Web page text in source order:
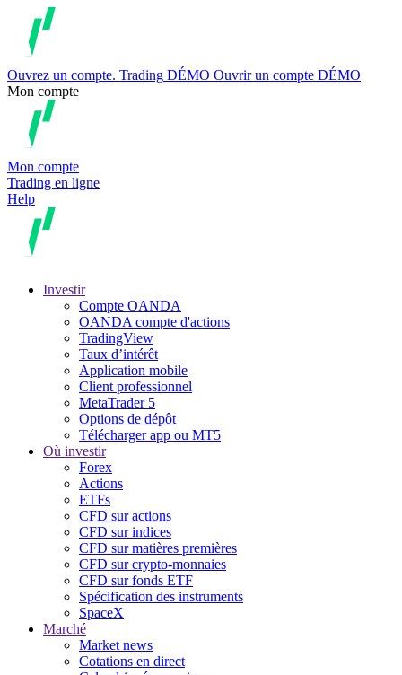
Ouvrez un compte. Trading DÉMO Ouvrir un compte DÉMO
Mon compte
Mon compte
Trading en ligne
Help
Investir
Compte OANDA
OANDA compte d'actions
TradingView
Taux d’intérêt
Application mobile
Client professionnel
MetaTrader 5
Options de dépôt
Télécharger app ou MT5
Où investir
Forex
Actions
ETFs
CFD sur actions
CFD sur indices
CFD sur matières premières
CFD sur crypto-monnaies
CFD sur fonds ETF
Spécification des instruments
SpaceX
Marché
Market news
Cotations en direct